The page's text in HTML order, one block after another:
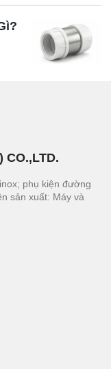
CO.,LTD.
phụ kiện đường
sản xuất: Máy và